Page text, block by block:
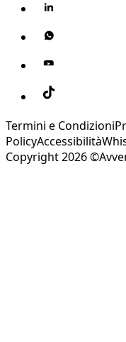
Termini e Condizioni
PolicyAccessibilità
Copyright 2026